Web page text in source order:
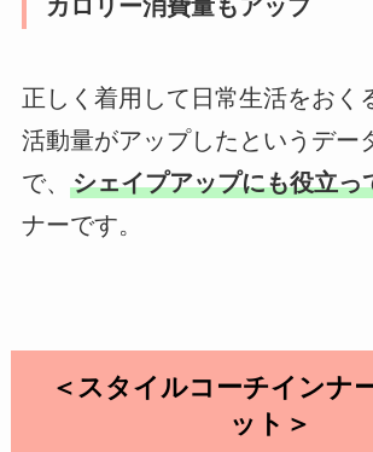
カロリー消費量もアップ
正しく着用して日常生活をおく
活動量がアップしたというデー
で、 シェイプアップにも役立っ
ナーです。
＜スタイルコーチインナ
ット＞